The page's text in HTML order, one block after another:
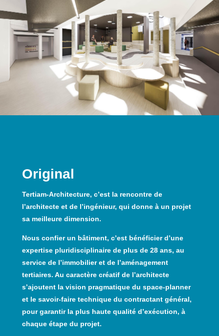
Original
Tertiam-Architecture, c’est la rencontre de
l’architecte et de l’ingénieur, qui donne à un projet
sa meilleure dimension.
Nous confier un bâtiment, c’est bénéficier d’une
expertise pluridisciplinaire de plus de 28 ans, au
service de l’immobilier et de l’aménagement
tertiaires. Au caractère créatif de l’architecte
s’ajoutent la vision pragmatique du space-planner
et le savoir-faire technique du contractant général,
pour garantir la plus haute qualité d’exécution, à
chaque étape du projet.